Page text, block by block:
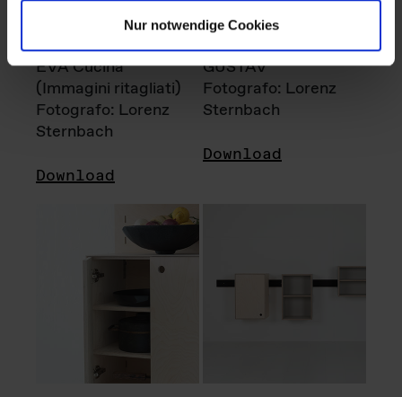
Nur notwendige Cookies
EVA Cucina
(Immagini ritagliati)
Fotografo: Lorenz
Sternbach
Download
GUSTAV
Fotografo: Lorenz
Sternbach
Download